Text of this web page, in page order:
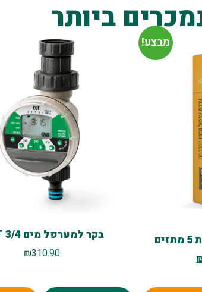
ביותר
מבצע!
בקר למערפל מים MIST 3/4
₪310.90